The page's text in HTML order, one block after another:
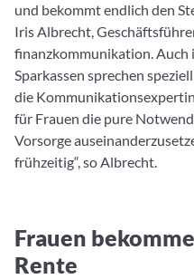
und bekommt endlich den
Iris Albrecht,
finanzkommunikation. Auch
Sparkassen sprechen
die
für Frauen die pure
Vorsorge
frühzeitig“, so Albrecht.
Frauen
Rente